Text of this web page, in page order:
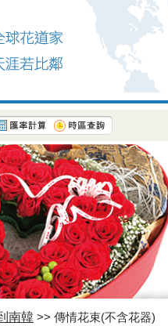
南韓 >> 傳情花束(不含花器)